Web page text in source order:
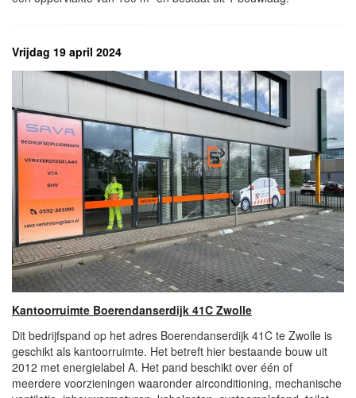
Vrijdag 19 april 2024
Kantoorruimte Boerendanserdijk 41C Zwolle
Dit bedrijfspand op het adres Boerendanserdijk 41C te Zwolle is
geschikt als kantoorruimte. Het betreft hier bestaande bouw uit
2012 met energielabel A. Het pand beschikt over één of
meerdere voorzieningen waaronder airconditioning, mechanische